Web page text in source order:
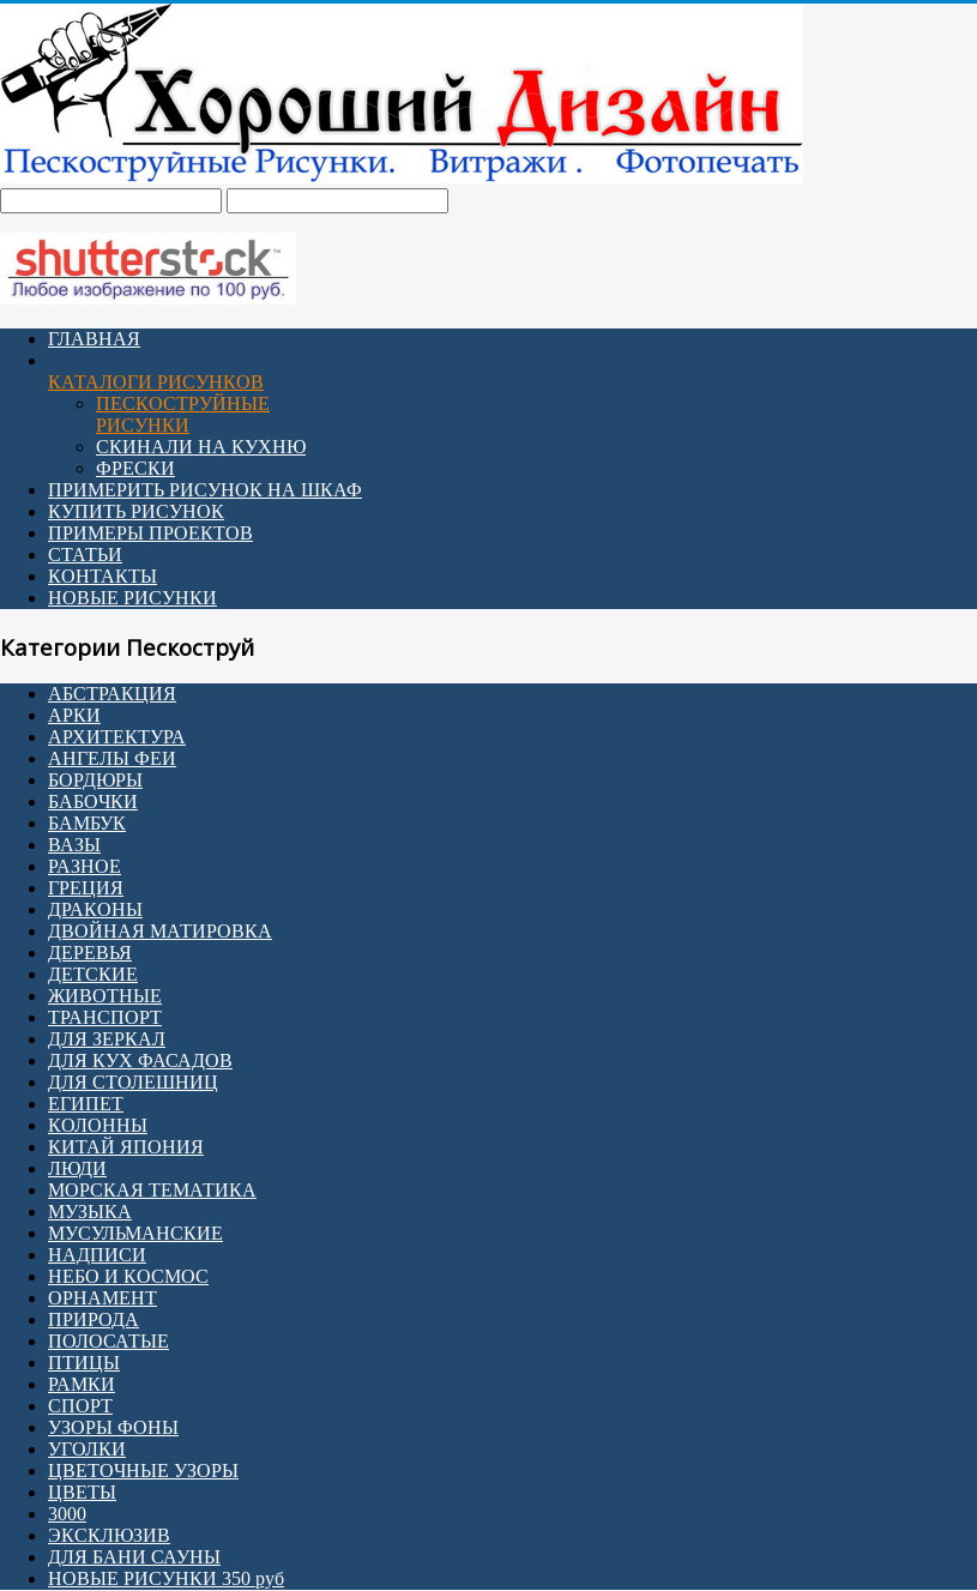
ГЛАВНАЯ
КАТАЛОГИ РИСУНКОВ
ПЕСКОСТРУЙНЫЕ
РИСУНКИ
СКИНАЛИ НА КУХНЮ
ФРЕСКИ
ПРИМЕРИТЬ РИСУНОК НА ШКАФ
КУПИТЬ РИСУНОК
ПРИМЕРЫ ПРОЕКТОВ
СТАТЬИ
КОНТАКТЫ
НОВЫЕ РИСУНКИ
Категории Пескоструй
АБСТРАКЦИЯ
АРКИ
АРХИТЕКТУРА
АНГЕЛЫ ФЕИ
БОРДЮРЫ
БАБОЧКИ
БАМБУК
ВАЗЫ
РАЗНОЕ
ГРЕЦИЯ
ДРАКОНЫ
ДВОЙНАЯ МАТИРОВКА
ДЕРЕВЬЯ
ДЕТСКИЕ
ЖИВОТНЫЕ
ТРАНСПОРТ
ДЛЯ ЗЕРКАЛ
ДЛЯ КУХ ФАСАДОВ
ДЛЯ СТОЛЕШНИЦ
ЕГИПЕТ
КОЛОННЫ
КИТАЙ ЯПОНИЯ
ЛЮДИ
МОРСКАЯ ТЕМАТИКА
МУЗЫКА
МУСУЛЬМАНСКИЕ
НАДПИСИ
НЕБО И КОСМОС
ОРНАМЕНТ
ПРИРОДА
ПОЛОСАТЫЕ
ПТИЦЫ
РАМКИ
СПОРТ
УЗОРЫ ФОНЫ
УГОЛКИ
ЦВЕТОЧНЫЕ УЗОРЫ
ЦВЕТЫ
3000
ЭКСКЛЮЗИВ
ДЛЯ БАНИ САУНЫ
НОВЫЕ РИСУНКИ 350 руб